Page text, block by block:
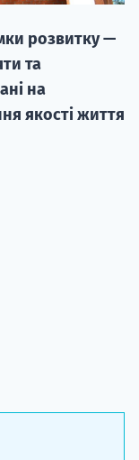
розвитку —
та
на
якості життя
вступ на